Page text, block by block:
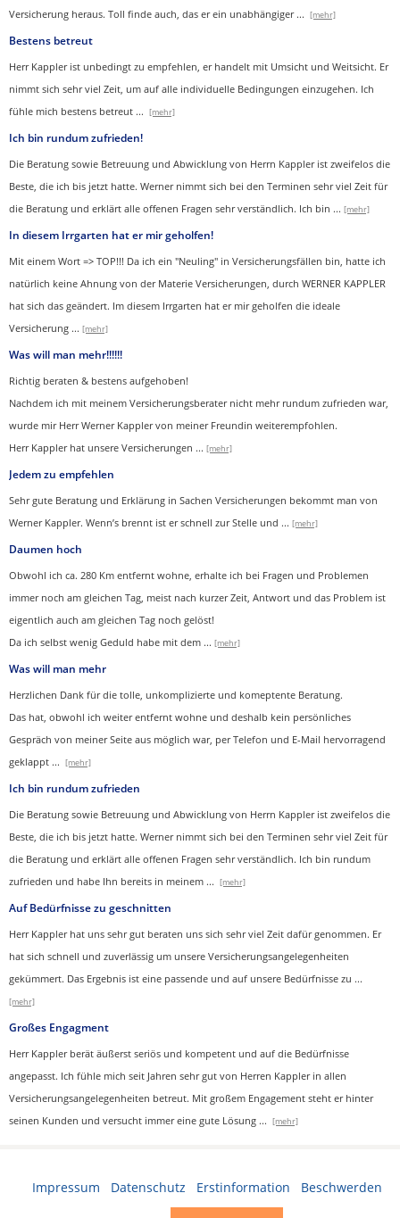
Versicherung heraus. Toll finde auch, das er ein unabhängiger ... [mehr]
Bestens betreut
Herr Kappler ist unbedingt zu empfehlen, er handelt mit Umsicht und Weitsicht. Er
nimmt sich sehr viel Zeit, um auf alle individuelle Bedingungen einzugehen. Ich
fühle mich bestens betreut ... [mehr]
Ich bin rundum zufrieden!
Die Beratung sowie Betreuung und Abwicklung von Herrn Kappler ist zweifelos die
Beste, die ich bis jetzt hatte. Werner nimmt sich bei den Terminen sehr viel Zeit für
die Beratung und erklärt alle offenen Fragen sehr verständlich. Ich bin ... [mehr]
In diesem Irrgarten hat er mir geholfen!
Mit einem Wort => TOP!!! Da ich ein "Neuling" in Versicherungsfällen bin, hatte ich
natürlich keine Ahnung von der Materie Versicherungen, durch WERNER KAPPLER
hat sich das geändert. Im diesem Irrgarten hat er mir geholfen die ideale
Versicherung ... [mehr]
Was will man mehr!!!!!!
Richtig beraten & bestens aufgehoben!
Nachdem ich mit meinem Versicherungsberater nicht mehr rundum zufrieden war,
wurde mir Herr Werner Kappler von meiner Freundin weiterempfohlen.
Herr Kappler hat unsere Versicherungen ... [mehr]
Jedem zu empfehlen
Sehr gute Beratung und Erklärung in Sachen Versicherungen bekommt man von
Werner Kappler. Wenn’s brennt ist er schnell zur Stelle und ... [mehr]
Daumen hoch
Obwohl ich ca. 280 Km entfernt wohne, erhalte ich bei Fragen und Problemen
immer noch am gleichen Tag, meist nach kurzer Zeit, Antwort und das Problem ist
eigentlich auch am gleichen Tag noch gelöst!
Da ich selbst wenig Geduld habe mit dem ... [mehr]
Was will man mehr
Herzlichen Dank für die tolle, unkomplizierte und komeptente Beratung.
Das hat, obwohl ich weiter entfernt wohne und deshalb kein persönliches
Gespräch von meiner Seite aus möglich war, per Telefon und E-Mail hervorragend
geklappt ... [mehr]
Ich bin rundum zufrieden
Die Beratung sowie Betreuung und Abwicklung von Herrn Kappler ist zweifelos die
Beste, die ich bis jetzt hatte. Werner nimmt sich bei den Terminen sehr viel Zeit für
die Beratung und erklärt alle offenen Fragen sehr verständlich. Ich bin rundum
zufrieden und habe Ihn bereits in meinem ... [mehr]
Auf Bedürfnisse zu geschnitten
Herr Kappler hat uns sehr gut beraten uns sich sehr viel Zeit dafür genommen. Er
hat sich schnell und zuverlässig um unsere Versicherungsangelegenheiten
gekümmert. Das Ergebnis ist eine passende und auf unsere Bedürfnisse zu ...
[mehr]
Großes Engagment
Herr Kappler berät äußerst seriös und kompetent und auf die Bedürfnisse
angepasst. Ich fühle mich seit Jahren sehr gut von Herren Kappler in allen
Versicherungsangelegenheiten betreut. Mit großem Engagement steht er hinter
seinen Kunden und versucht immer eine gute Lösung ... [mehr]
Impressum Datenschutz Erstinformation Beschwerden